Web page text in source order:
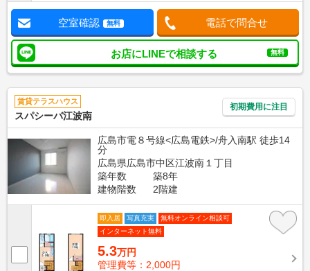
空室確認 無料 電話で問合せ
お店にLINEで相談する 無料
賃貸テラスハウス
スパシーバ江波南
初期費用に注目
広島市電８号線<広島電鉄>/舟入南駅 徒歩14
分
広島県広島市中区江波南１丁目
築年数
築8年
建物階数
2階建
即入居 写真充実
無料オンライン相談可
インターネット無料
5.3万円
管理費等：2,000円